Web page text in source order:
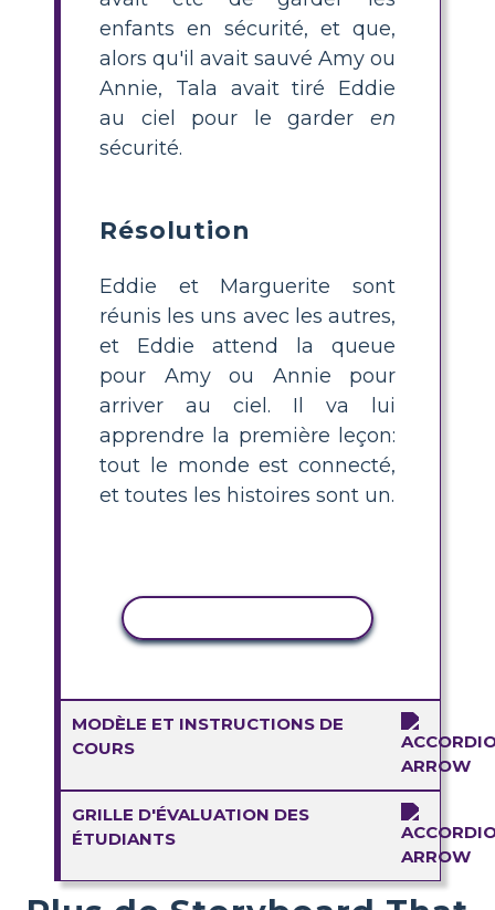
enfants en sécurité, et que,
alors qu'il avait sauvé Amy ou
Annie, Tala avait tiré Eddie
au ciel pour le garder en
sécurité.
Résolution
Eddie et Marguerite sont
réunis les uns avec les autres,
et Eddie attend la queue
pour Amy ou Annie pour
arriver au ciel. Il va lui
apprendre la première leçon:
tout le monde est connecté,
et toutes les histoires sont un.
MODÈLE ET INSTRUCTIONS DE
COURS
GRILLE D'ÉVALUATION DES
ÉTUDIANTS